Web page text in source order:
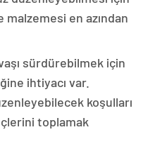
en azından
sürdürebilmek için
ihtiyacı var.
koşulları
toplamak